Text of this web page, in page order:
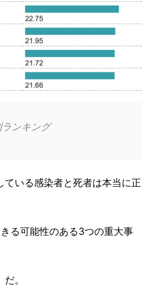
ンキング
ている感染者と死者は本当に正
る可能性のある3つの重大事
。